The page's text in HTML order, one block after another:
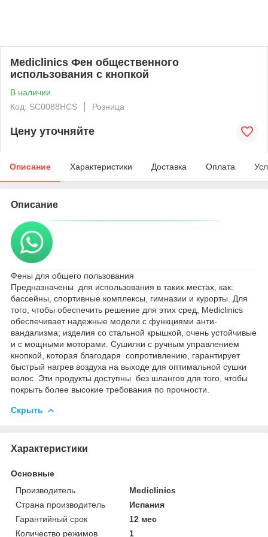
Mediclinics Фен общественного
использования с кнопкой
В наличии
Код: SC0088HCS
Розница
Цену уточняйте
Описание Характеристики Доставка Оплата
Описание
Фены для общего пользования
Предназначены
для использования в таких местах, как:
бассейны, спортивные комплексы, гимназии и курорты. Для
того, чтобы обеспечить решение для этих сред, Mediclinics
обеспечивает надежные модели с функциями анти-
вандализма; изделия со стальной крышкой, очень устойчивые
и с мощными моторами. Сушилки с ручным управлением
кнопкой, которая благодаря сопротивлению, гарантирует
быстрый нагрев воздуха на выходе для оптимальной сушки
волос. Эти продукты доступны без шлангов для того, чтобы
покрыть более высокие требования по прочности.
Скрыть
Характеристики
Основные
Производитель
Mediclinics
Страна производитель
Испания
Гарантийный срок
12 мес
Количество режимов
1